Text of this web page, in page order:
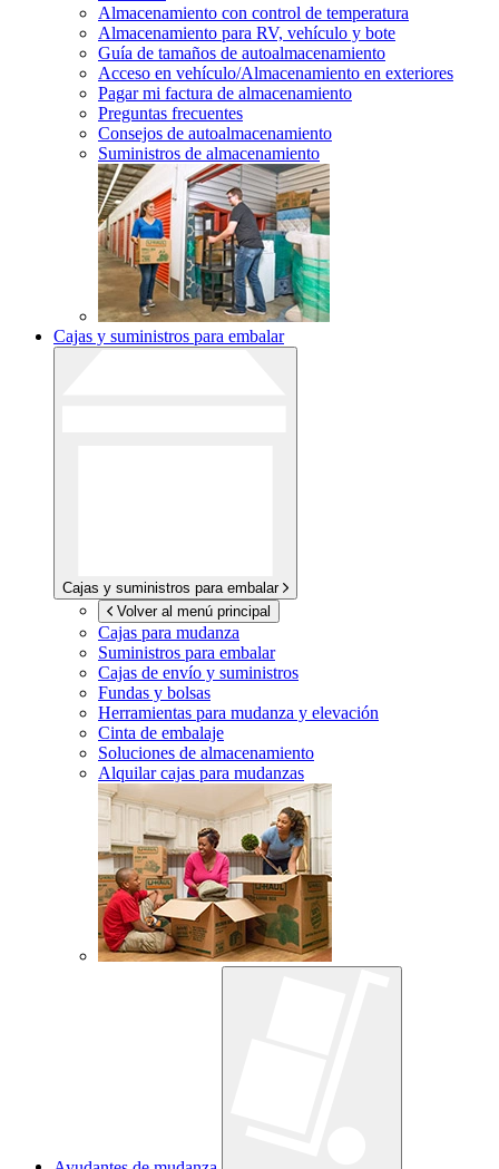
Almacenamiento con control de temperatura
Almacenamiento para RV, vehículo y bote
Guía de tamaños de autoalmacenamiento
Acceso en vehículo/Almacenamiento en exteriores
Pagar mi factura de almacenamiento
Preguntas frecuentes
Consejos de autoalmacenamiento
Suministros de almacenamiento
Cajas y suministros para embalar
Cajas y suministros para embalar
Volver al menú principal
Cajas para mudanza
Suministros para embalar
Cajas de envío y suministros
Fundas y bolsas
Herramientas para mudanza y elevación
Cinta de embalaje
Soluciones de almacenamiento
Alquilar cajas para mudanzas